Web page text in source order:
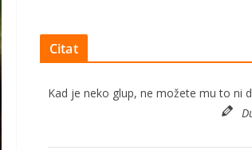
Citat
Kad je neko glup, ne možete mu to ni